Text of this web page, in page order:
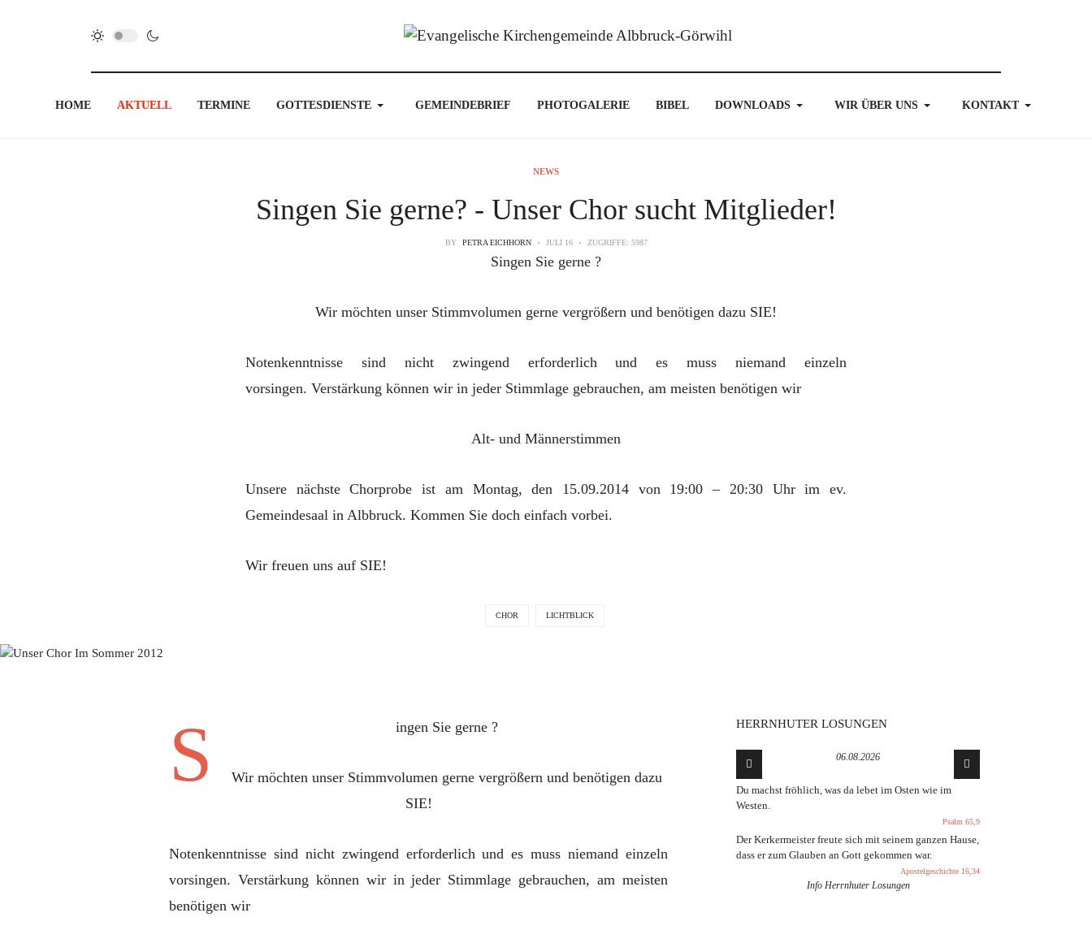
HOME AKTUELL TERMINE GOTTESDIENSTE GEMEINDEBRIEF PHOTOGALERIE BIBEL DOWNLOADS WIR ÜBER UNS KONTAKT
NEWS
Singen Sie gerne? - Unser Chor sucht Mitglieder!
BY PETRA EICHHORN JULI 16 ZUGRIFFE: 5987
Singen Sie gerne ?
Wir möchten unser Stimmvolumen gerne vergrößern und benötigen dazu SIE!
Notenkenntnisse sind nicht zwingend erforderlich und es muss niemand einzeln
vorsingen. Verstärkung können wir in jeder Stimmlage gebrauchen, am meisten benötigen wir
Alt- und Männerstimmen
Unsere nächste Chorprobe ist am Montag, den 15.09.2014 von 19:00 – 20:30 Uhr im ev.
Gemeindesaal in Albbruck. Kommen Sie doch einfach vorbei.
Wir freuen uns auf SIE!
CHOR LICHTBLICK
S ingen Sie gerne ?
Wir möchten unser Stimmvolumen gerne vergrößern und benötigen dazu
SIE!
Notenkenntnisse sind nicht zwingend erforderlich und es muss niemand einzeln
vorsingen. Verstärkung können wir in jeder Stimmlage gebrauchen, am meisten
benötigen wir
HERRNHUTER LOSUNGEN
06.08.2026
Du machst fröhlich, was da lebet im Osten wie im
Westen.
Psalm 65,9
Der Kerkermeister freute sich mit seinem ganzen Hause,
dass er zum Glauben an Gott gekommen war.
Apostelgeschichte 16,34
Info Herrnhuter Losungen